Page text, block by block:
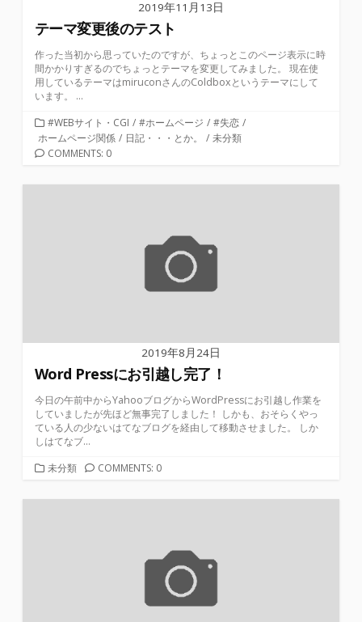
2019年11月13日
テーマ変更後のテスト
作った当初から思っていたのですが、ちょっとこのページ表示に時
間かかりすぎるのでちょっとテーマを変更してみました。 現在使
用しているテーマはmiruconさんのColdboxというテーマにして
います。 ...
カ
テ
ゴ
ー
#WEBサイト・CGI / #ホームページ / #失恋 /
ホームページ関係 / 日記・・・とか。 / 未分類
COMMENTS: 0
2019年8月24日
Word Pressにお引越し完了！
今日の午前中からYahooブログからWordPressにお引越し作業を
していましたが先ほど無事完了しました！ しかも、おそらくやっ
ている人の少ないはてなブログを経由して移動させました。 しか
しはてなブ...
カ
ゴ
未分類 COMMENTS: 0